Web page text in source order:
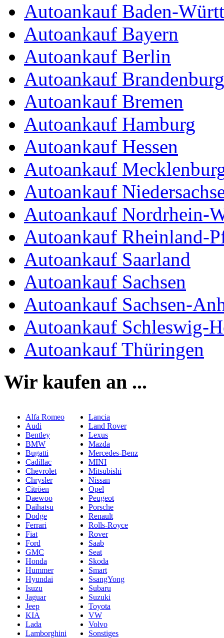
Autoankauf Baden-
Autoankauf Bayern
Autoankauf Berlin
Autoankauf Brandenburg
Autoankauf Bremen
Autoankauf Hamburg
Autoankauf Hessen
Autoankauf
Autoankauf
Autoankauf Nordrhein-
Autoankauf Rheinland-
Autoankauf Saarland
Autoankauf Sachsen
Autoankauf Sachsen-
Autoankauf Schleswig-
Autoankauf Thüringen
Wir kaufen an ...
Alfa Romeo
Audi
Bentley
BMW
Bugatti
Cadillac
Chevrolet
Chrysler
Citröen
Daewoo
Daihatsu
Dodge
Ferrari
Fiat
Ford
GMC
Honda
Hummer
Hyundai
Isuzu
Jaguar
Jeep
KIA
Lada
Lamborghini
Lancia
Land Rover
Lexus
Mazda
Mercedes-Benz
MINI
Mitsubishi
Nissan
Opel
Peugeot
Porsche
Renault
Rolls-Royce
Rover
Saab
Seat
Skoda
Smart
SsangYong
Subaru
Suzuki
Toyota
VW
Volvo
Sonstiges